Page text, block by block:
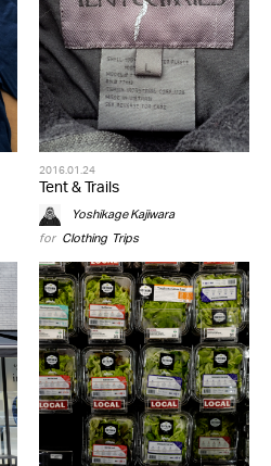
2016.01.24
Tent & Trails
Yoshikage Kajiwara
for Clothing, Trips